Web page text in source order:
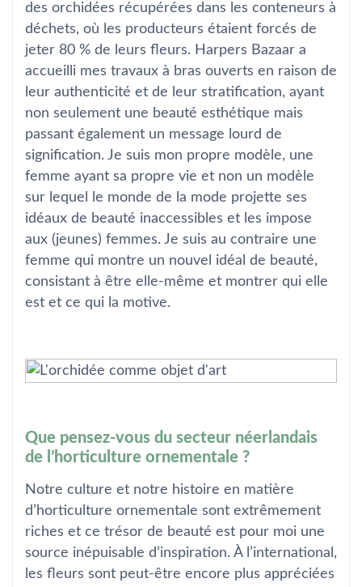
des orchidées récupérées dans les conteneurs à
déchets, où les producteurs étaient forcés de
jeter 80 % de leurs fleurs. Harpers Bazaar a
accueilli mes travaux à bras ouverts en raison de
leur authenticité et de leur stratification, ayant
non seulement une beauté esthétique mais
passant également un message lourd de
signification. Je suis mon propre modèle, une
femme ayant sa propre vie et non un modèle
sur lequel le monde de la mode projette ses
idéaux de beauté inaccessibles et les impose
aux (jeunes) femmes. Je suis au contraire une
femme qui montre un nouvel idéal de beauté,
consistant à être elle-même et montrer qui elle
est et ce qui la motive.
Que pensez-vous du secteur néerlandais
de l’horticulture ornementale ?
Notre culture et notre histoire en matière
d’horticulture ornementale sont extrêmement
riches et ce trésor de beauté est pour moi une
source inépuisable d’inspiration. À l’international,
les fleurs sont peut-être encore plus appréciées